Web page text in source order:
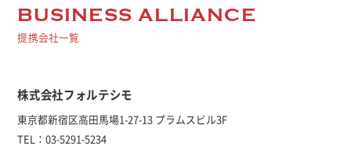
BUSINESS ALLIANCE
提携会社一覧
株式会社フォルテシモ
東京都新宿区高田馬場1-27-13 プラムスビル3F
TEL：03-5291-5234
採用情報
お問い合わせ
勧誘方針
お客さま本位の業務運営に関する取り組み